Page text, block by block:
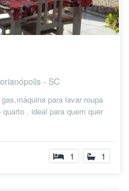
- SC
para lavar roupa
. ideal para quem quer
1 1